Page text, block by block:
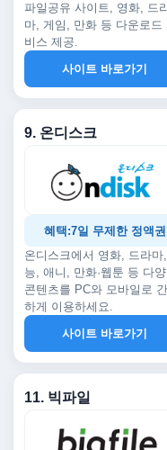
파일공유 사이트, 영화, 드
마, 게임, 만화 등 다운로드
비스 제공.
사이트 바로가기
9. 온디스크
혜택:7일 무제한 정액권
온디스크에서 영화, 드라마
능, 애니, 만화·웹툰 등 다
콘텐츠를 PC와 모바일로
하게 이용하세요.
사이트 바로가기
11. 빅파일